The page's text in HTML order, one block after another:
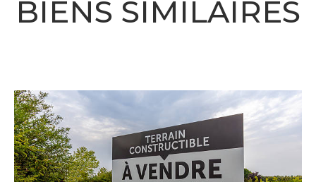
BIENS SIMILAIRES